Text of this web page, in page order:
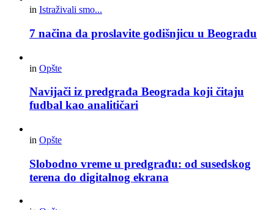
in Istraživali smo...
7 načina da proslavite godišnjicu u Beogradu
in Opšte
Navijači iz predgrađa Beograda koji čitaju
fudbal kao analitičari
in Opšte
Slobodno vreme u predgrađu: od susedskog
terena do digitalnog ekrana